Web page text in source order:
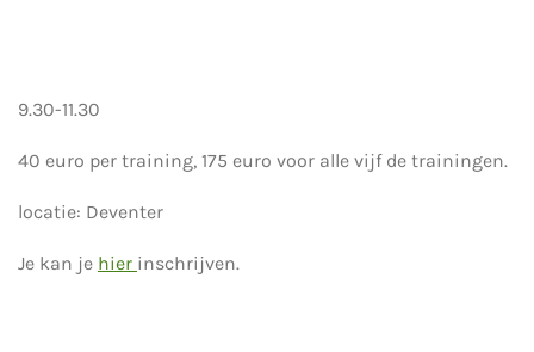
9.30-11.30
40 euro per training, 175 euro voor alle vijf de trainingen.
locatie: Deventer
Je kan je hier inschrijven.